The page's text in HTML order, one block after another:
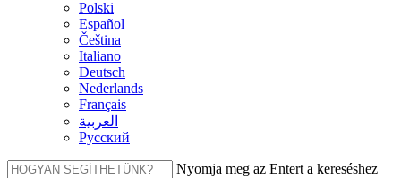
Polski
Español
Čeština
Italiano
Deutsch
Nederlands
Français
العربية‏
Русский
Nyomja meg az Entert a kereséshez